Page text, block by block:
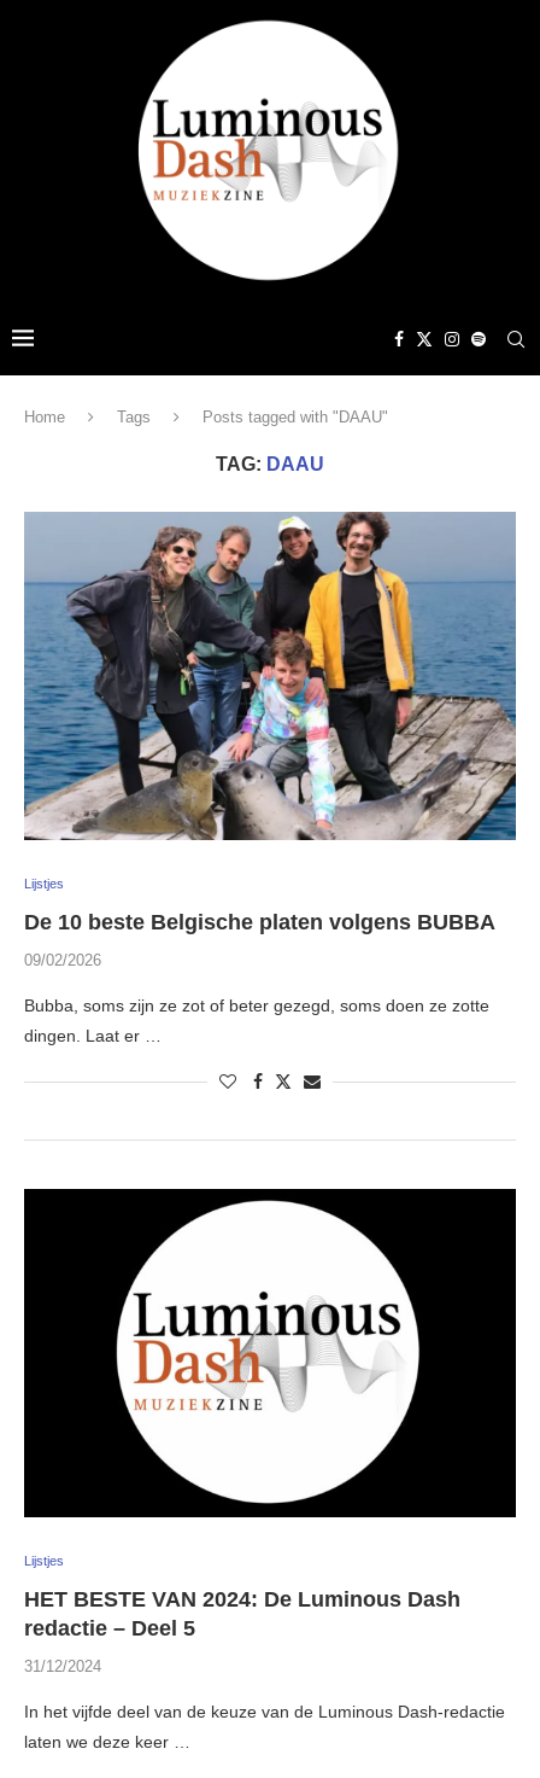
Home Tags Posts tagged with "DAAU"
TAG: DAAU
Lijstjes
De 10 beste Belgische platen volgens BUBBA
09/02/2026
Bubba, soms zijn ze zot of beter gezegd, soms doen ze zotte
dingen. Laat er …
Lijstjes
HET BESTE VAN 2024: De Luminous Dash
redactie – Deel 5
31/12/2024
In het vijfde deel van de keuze van de Luminous Dash-redactie
laten we deze keer …